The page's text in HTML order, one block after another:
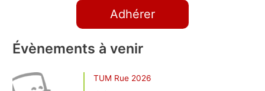
Adhérer
Évènements à venir
TUM Rue 2026